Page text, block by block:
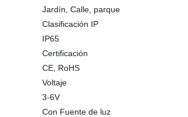
Jardín, Calle, parque
Clasificación IP
IP65
Certificación
CE, RoHS
Voltaje
3-6V
Con Fuente de luz